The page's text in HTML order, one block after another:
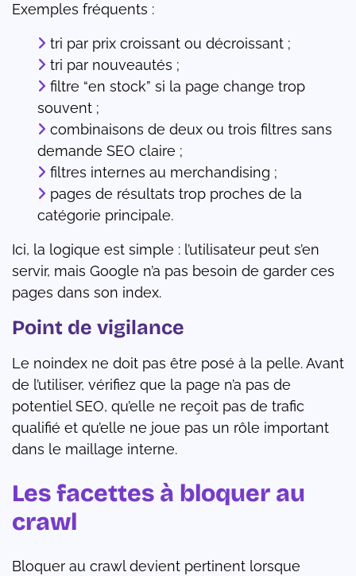
Exemples fréquents :
tri par prix croissant ou décroissant ;
tri par nouveautés ;
filtre “en stock” si la page change trop
souvent ;
combinaisons de deux ou trois filtres sans
demande SEO claire ;
filtres internes au merchandising ;
pages de résultats trop proches de la
catégorie principale.
Ici, la logique est simple : l’utilisateur peut s’en
servir, mais Google n’a pas besoin de garder ces
pages dans son index.
Point de vigilance
Le noindex ne doit pas être posé à la pelle. Avant
de l’utiliser, vérifiez que la page n’a pas de
potentiel SEO, qu’elle ne reçoit pas de trafic
qualifié et qu’elle ne joue pas un rôle important
dans le maillage interne.
Les facettes à bloquer au
crawl
Bloquer au crawl devient pertinent lorsque